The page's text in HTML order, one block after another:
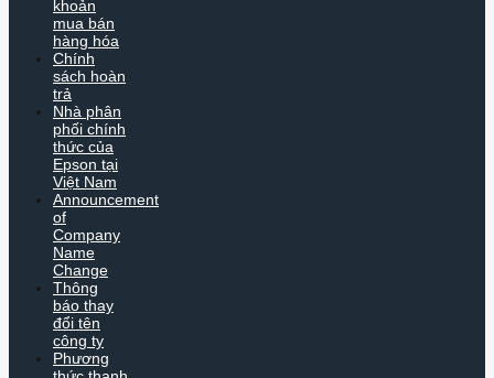
khoản
mua bán
hàng hóa
Chính
sách hoàn
trả
Nhà phân
phối chính
thức của
Epson tại
Việt Nam
Announcement
of
Company
Name
Change
Thông
báo thay
đổi tên
công ty
Phương